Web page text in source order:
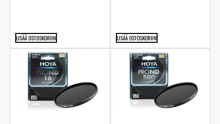
LISÄÄ OSTOSKORIIN LISÄÄ OSTOSKORIIN